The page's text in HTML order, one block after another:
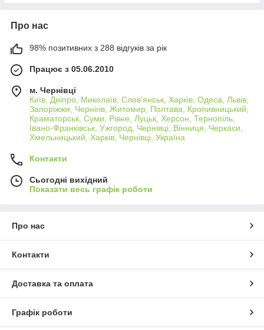
Про нас
98% позитивних з 288 відгуків за рік
Працює з 05.06.2010
м. Чернівці
Київ, Дніпро, Миколаїв, Слов'янськ, Харків, Одеса, Львів,
Запоріжжя, Чернігів, Житомир, Полтава, Кропивницький,
Краматорськ, Суми, Рівне, Луцьк, Херсон, Тернопіль,
Івано-Франківськ, Ужгород, Чернівці, Вінниця, Черкаси,
Хмельницький, Харків, Чернівці, Україна
Контакти
Сьогодні вихідний
Показати весь графік роботи
Про нас
Контакти
Доставка та оплата
Графік роботи